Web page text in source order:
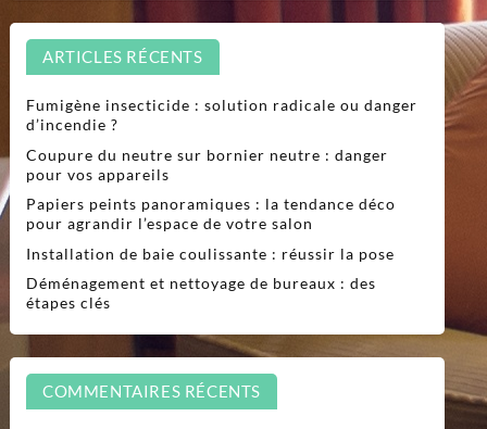
ARTICLES RÉCENTS
Fumigène insecticide : solution radicale ou danger
d’incendie ?
Coupure du neutre sur bornier neutre : danger
pour vos appareils
Papiers peints panoramiques : la tendance déco
pour agrandir l’espace de votre salon
Installation de baie coulissante : réussir la pose
Déménagement et nettoyage de bureaux : des
étapes clés
COMMENTAIRES RÉCENTS